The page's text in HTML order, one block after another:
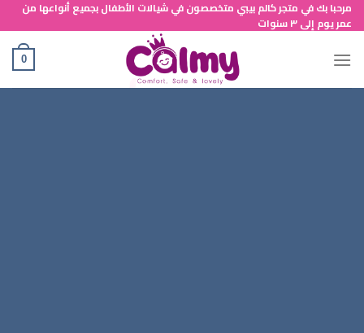
تخطي
للمحتوى
مرحبا بك في متجر كالم بيبي متخصصون في شيالات الأطفال بجميع أنواعها من
عمر يوم إلى ٣ سنوات
0